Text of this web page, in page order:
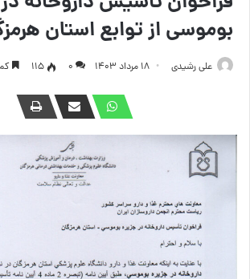
بوموسی از توابع استان
علی رشیدی ۱۸ مرداد ۱۴۰۳ ۰ 115